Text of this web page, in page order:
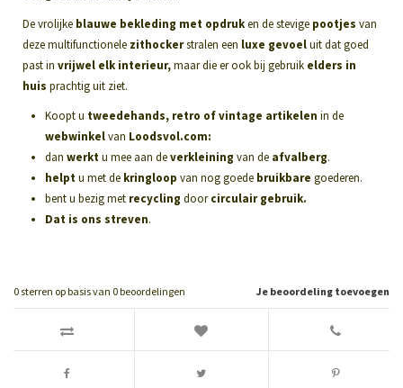
De vrolijke blauwe bekleding met opdruken de stevige pootjes van
deze multifunctionele zithockerstralen een luxe gevoeluit dat goed
past in vrijwel elk interieur,maar die er ook bij gebruik elders in
huis prachtig uit ziet.
Koopt u tweedehands, retro of vintage artikelen in de
webwinkelvan Loodsvol.com:
dan werktu mee aan deverkleining van de afvalberg.
helptu met de kringloop van nog goede bruikbare goederen.
bent u bezig met recycling doorcirculair gebruik.
Dat is ons streven.
Je beoordeling toevoegen
0 sterren op basis van 0beoordelingen